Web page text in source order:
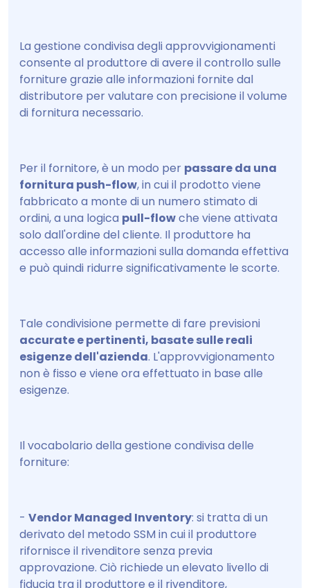
La gestione condivisa degli approvvigionamenti
consente al produttore di avere il controllo sulle
forniture grazie alle informazioni fornite dal
distributore per valutare con precisione il volume
di fornitura necessario.
Per il fornitore, è un modo per passare da una
fornitura push-flow, in cui il prodotto viene
fabbricato a monte di un numero stimato di
ordini, a una logica pull-flowche viene attivata
solo dall'ordine del cliente. Il produttore ha
accesso alle informazioni sulla domanda effettiva
e può quindi ridurre significativamente le scorte.
Tale condivisione permette di fare previsioni
accurate e pertinenti, basate sulle reali
esigenze dell'azienda. L'approvvigionamento
non è fisso e viene ora effettuato in base alle
esigenze.
Il vocabolario della gestione condivisa delle
forniture:
- Vendor Managed Inventory: si tratta di un
derivato del metodo SSM in cui il produttore
rifornisce il rivenditore senza previa
approvazione. Ciò richiede un elevato livello di
fiducia tra il produttore e il rivenditore,